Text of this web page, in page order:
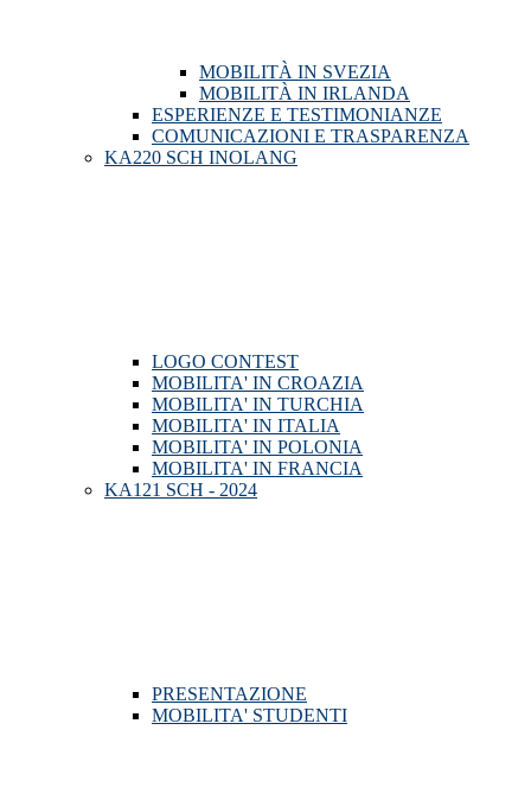
MOBILITÀ IN SVEZIA
MOBILITÀ IN IRLANDA
ESPERIENZE E TESTIMONIANZE
COMUNICAZIONI E TRASPARENZA
KA220 SCH INOLANG
LOGO CONTEST
MOBILITA' IN CROAZIA
MOBILITA' IN TURCHIA
MOBILITA' IN ITALIA
MOBILITA' IN POLONIA
MOBILITA' IN FRANCIA
KA121 SCH - 2024
PRESENTAZIONE
MOBILITA' STUDENTI